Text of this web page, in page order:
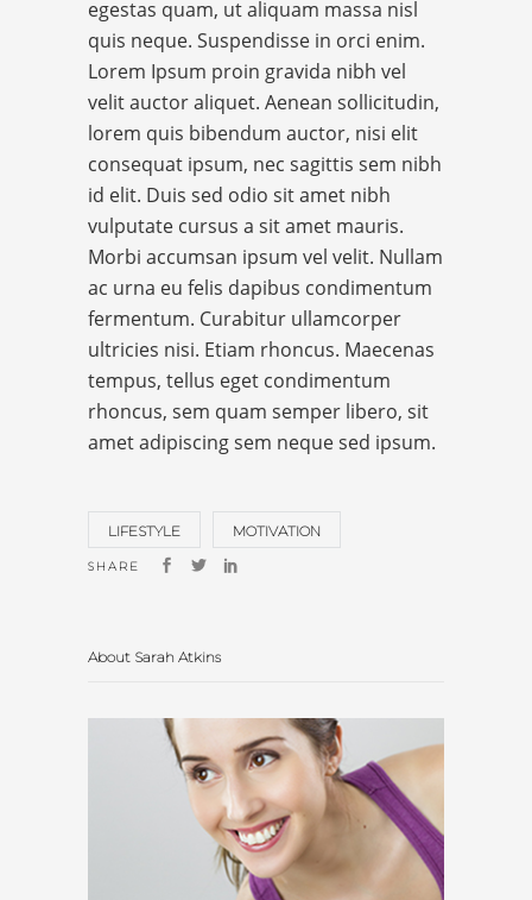
egestas quam, ut aliquam massa nisl
quis neque. Suspendisse in orci enim.
Lorem Ipsum proin gravida nibh vel
velit auctor aliquet. Aenean sollicitudin,
lorem quis bibendum auctor, nisi elit
consequat ipsum, nec sagittis sem nibh
id elit. Duis sed odio sit amet nibh
vulputate cursus a sit amet mauris.
Morbi accumsan ipsum vel velit. Nullam
ac urna eu felis dapibus condimentum
fermentum. Curabitur ullamcorper
ultricies nisi. Etiam rhoncus. Maecenas
tempus, tellus eget condimentum
rhoncus, sem quam semper libero, sit
amet adipiscing sem neque sed ipsum.
LIFESTYLE MOTIVATION
SHARE
About Sarah Atkins